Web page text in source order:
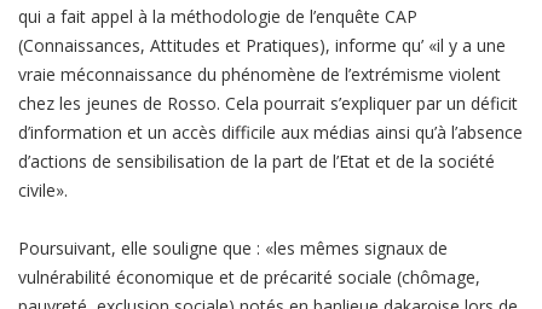
qui a fait appel à la méthodologie de l’enquête CAP
(Connaissances, Attitudes et Pratiques), informe qu’ «il y a une
vraie méconnaissance du phénomène de l’extrémisme violent
chez les jeunes de Rosso. Cela pourrait s’expliquer par un déficit
d’information et un accès difficile aux médias ainsi qu’à l’absence
d’actions de sensibilisation de la part de l’Etat et de la société
civile».
Poursuivant, elle souligne que : «les mêmes signaux de
vulnérabilité économique et de précarité sociale (chômage,